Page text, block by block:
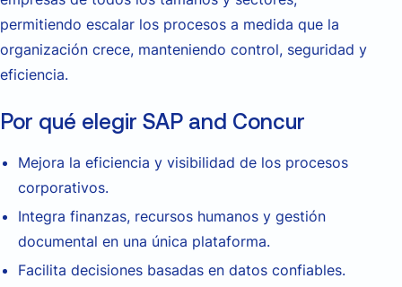
permitiendo escalar los procesos a medida que la
organización crece, manteniendo control, seguridad y
eficiencia.
Por qué elegir SAP and Concur
Mejora la eficiencia y visibilidad de los procesos
corporativos.
Integra finanzas, recursos humanos y gestión
documental en una única plataforma.
Facilita decisiones basadas en datos confiables.